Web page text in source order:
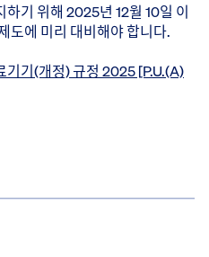
기 위해 2025년 12월 10일 이
도에 미리 대비해야 합니다.
기기(개정) 규정 2025 [P.U.(A)